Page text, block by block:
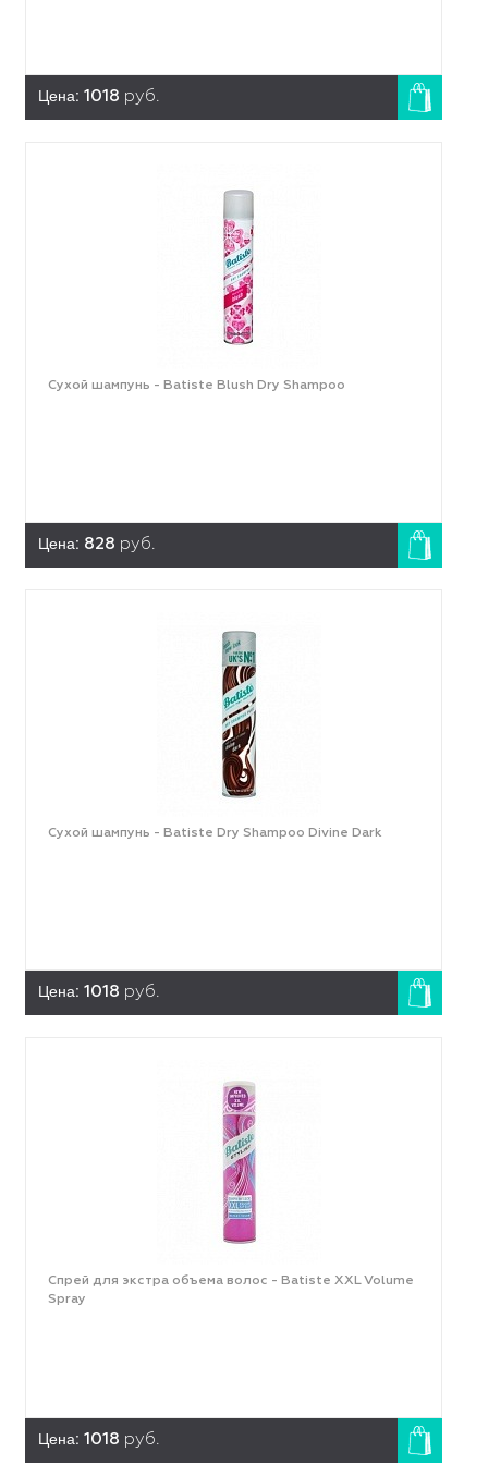
Цена: 1018 руб.
Сухой шампунь - Batiste Blush Dry Shampoo
Цена: 828 руб.
Сухой шампунь - Batiste Dry Shampoo Divine Dark
Цена: 1018 руб.
Спрей для экстра объема волос - Batiste XXL Volume
Spray
Цена: 1018 руб.